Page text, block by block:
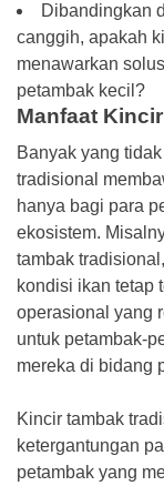
Dibandingkan
canggih, apakah
menawarkan
petambak kecil?
Manfaat
Banyak yang
tradisional
hanya bagi para
ekosistem.
tambak
kondisi ikan tetap
operasional yang
untuk petambak-
mereka di bidang
Kincir tambak
ketergantungan
petambak yang